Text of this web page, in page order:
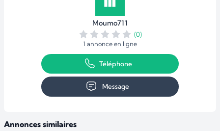
Moumo711
(0)
1 annonce en ligne
Téléphone
Message
Annonces similaires